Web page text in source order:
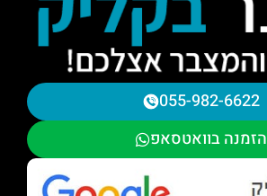
055-982-6622
הזמנה בוואטסאפ